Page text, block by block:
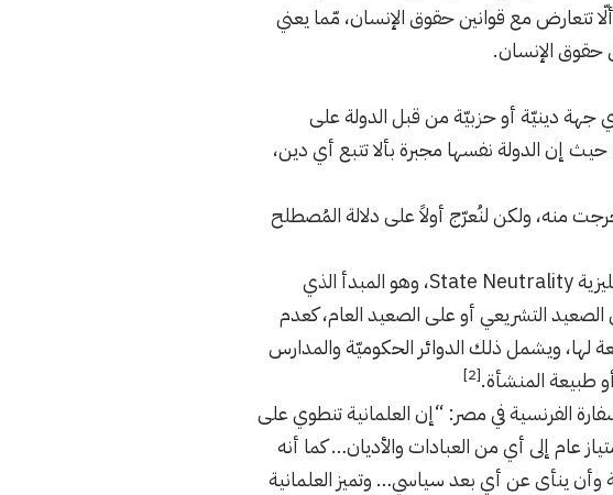
تتعارض مع قوانين حقوق الإنسان، مّما يعني
حقوق الإنسان.
جهة دينيّة أو حزبيّة من قبل الدولة على
إن الدولة نفسها مجبرة بألا تتبع أي دين،
خرجت منه، ولكن لنُعرّج أولاً على دلالة المُصطلح
إنّ مصطلح حيادية الدولة العلمانية أو الدولة الحيادية ويطلق عليها بالإنكليزية State Neutrality، وهو المبدأ الذي
الصعيد التشريعي أو على الصعيد العام، كعدم
لها، ويشمل ذلك الدوائر الحكوميّة والمدارس
طبيعة المنشأة.[2]
الفرنسية في مصر: “إن العلمانية تنطوي على
عام إلى أي من العبادات والأديان… كما أنه
ينأى عن أي بعد سياسي… وتميز العلمانية